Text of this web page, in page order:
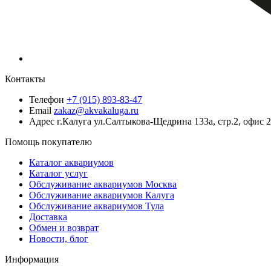
Контакты
Телефон +7 (915) 893-83-47
Email zakaz@akvakaluga.ru
Адрес г.Калуга ул.Салтыкова-Щедрина 133а, стр.2, офис
Помощь покупателю
Каталог аквариумов
Каталог услуг
Обслуживание аквариумов Москва
Обслуживание аквариумов Калуга
Обслуживание аквариумов Тула
Доставка
Обмен и возврат
Новости, блог
Информация